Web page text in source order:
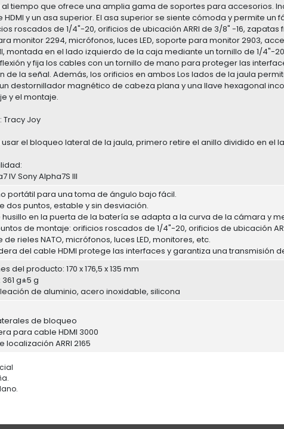
tiempo que ofrece una amplia gama de soportes para accesorios.
y un asa superior. El asa superior se siente cómoda y permite un
roscados de 1/4"-20, orificios de ubicación ARRI de 3/8" -16, zapatas
monitor 2294, micrófonos, luces LED, soporte para monitor 2903,
montada en el lado izquierdo de la caja mediante un tornillo de 1/4"-
y fija los cables con un tornillo de mano para proteger las
de la señal. Además, los orificios en ambos Los lados de la jaula
destornillador magnético de cabeza plana y una llave hexagonal
y el montaje.
Tracy Joy
usar el bloqueo lateral de la jaula, primero retire el anillo dividido en el
IV Sony Alpha7S III
portátil para una toma de ángulo bajo fácil.
dos puntos, estable y sin desviación.
husillo en la puerta de la batería se adapta a la curva de la cámara y
de montaje: orificios roscados de 1/4"-20, orificios de ubicación
rieles NATO, micrófonos, luces LED, monitores, etc.
del cable HDMI protege las interfaces y garantiza una transmisión
del producto: 170 x 176,5 x 135 mm
g±5 g
de aluminio, acero inoxidable, silicona
de bloqueo
para cable HDMI 3000
localización ARRI 2165